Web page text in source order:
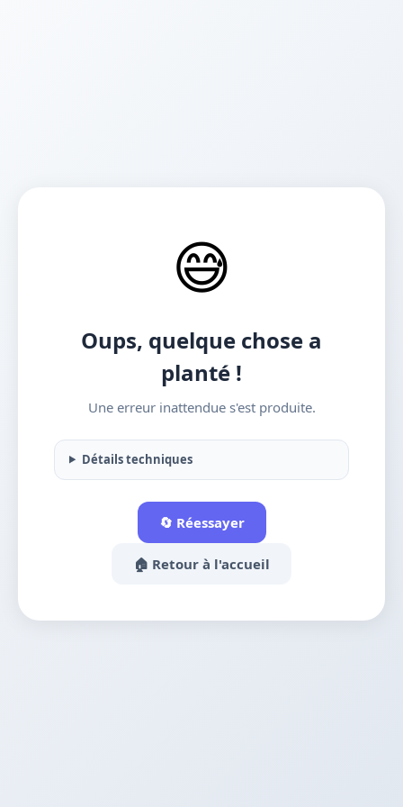
😅
Oups, quelque chose a
planté !
Une erreur inattendue s'est produite.
Détails techniques
🔄 Réessayer
🏠 Retour à l'accueil